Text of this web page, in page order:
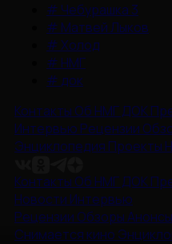
# Чебурашка 3
# Матвей Лыков
#Холод
# НМГ
# док
Контакты Об НМГ ДОК
Интервью Рецензии
Энциклопедия Проекты
Контакты Об НМГ ДОК
Новости Интервью
Рецензии ОбзорыАнонсы
Снимается кино